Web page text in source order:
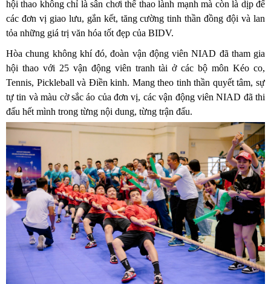
hội thao không chỉ là sân chơi thể thao lành mạnh mà còn là dịp để
các đơn vị giao lưu, gắn kết, tăng cường tinh thần đồng đội và lan
tỏa những giá trị văn hóa tốt đẹp của BIDV.
Hòa chung không khí đó, đoàn vận động viên NIAD đã tham gia
hội thao với 25 vận động viên tranh tài ở các bộ môn Kéo co,
Tennis, Pickleball và Điền kinh. Mang theo tinh thần quyết tâm, sự
tự tin và màu cờ sắc áo của đơn vị, các vận động viên NIAD đã thi
đấu hết mình trong từng nội dung, từng trận đấu.